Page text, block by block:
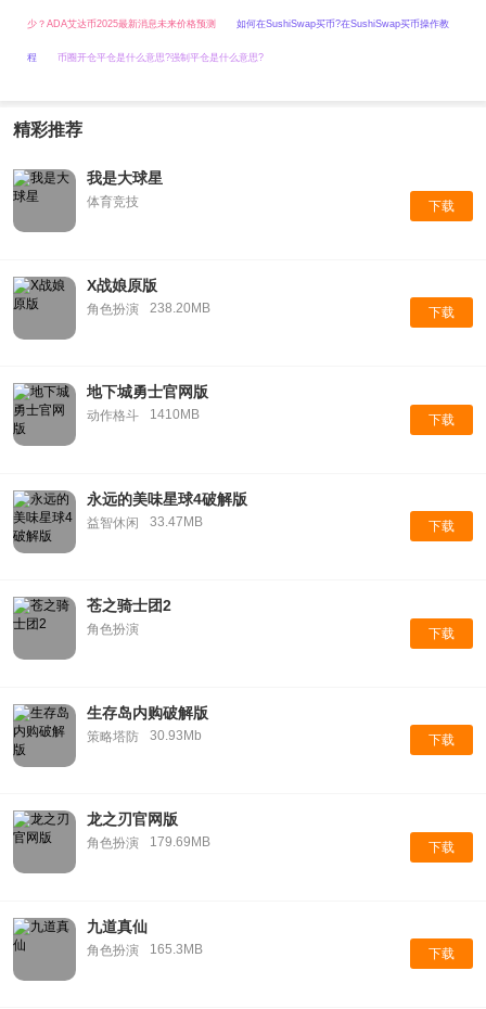
少？ADA艾达币2025最新消息未来价格预测 如何在SushiSwap买币?在SushiSwap买币操作教
程 币圈开仓平仓是什么意思?强制平仓是什么意思?
精彩推荐
我是大球星
体育竞技 下载
X战娘原版
角色扮演 238.20MB 下载
地下城勇士官网版
动作格斗 1410MB 下载
永远的美味星球4破解版
益智休闲 33.47MB 下载
苍之骑士团2
角色扮演 下载
生存岛内购破解版
策略塔防 30.93Mb 下载
龙之刃官网版
角色扮演 179.69MB 下载
九道真仙
角色扮演 165.3MB 下载